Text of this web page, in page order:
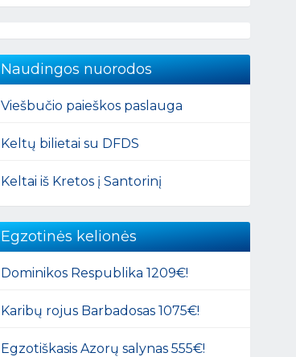
Naudingos nuorodos
Viešbučio paieškos paslauga
Keltų bilietai su DFDS
Keltai iš Kretos į Santorinį
Egzotinės kelionės
Dominikos Respublika 1209€!
Karibų rojus Barbadosas 1075€!
Egzotiškasis Azorų salynas 555€!